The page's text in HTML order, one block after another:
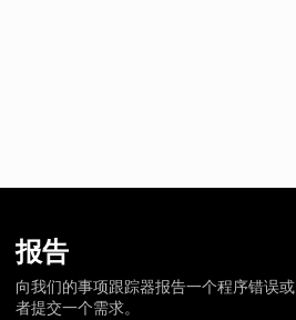
报告
向我们的事项跟踪器报告一个程序错误或
者提交一个需求。